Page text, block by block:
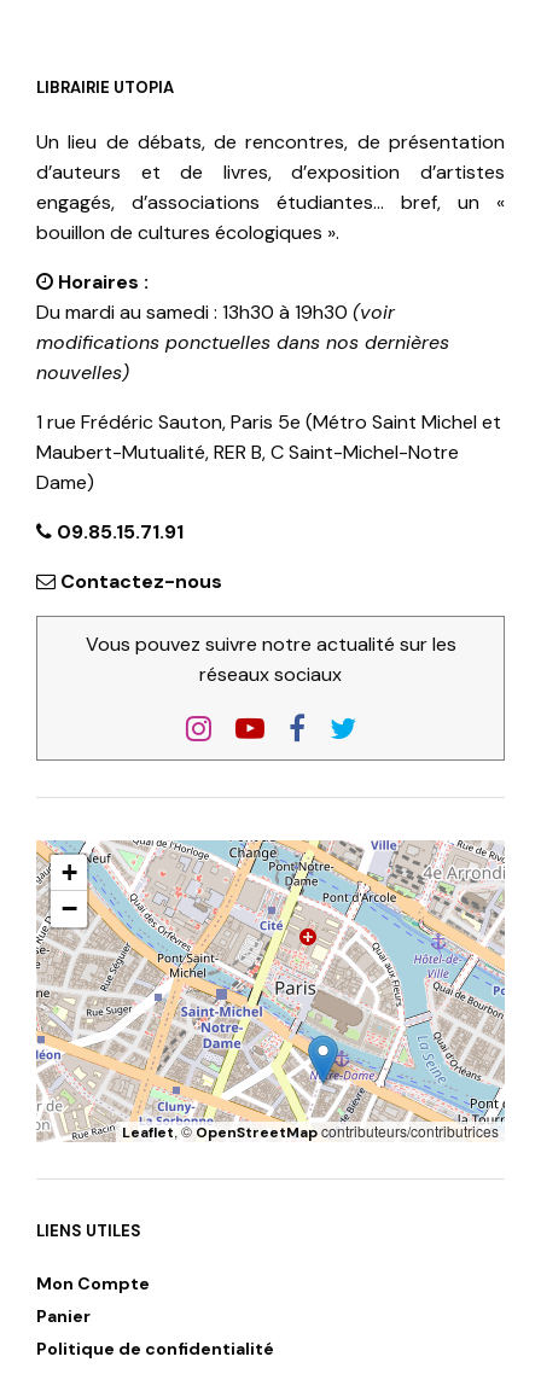
LIBRAIRIE UTOPIA
Un lieu de débats, de rencontres, de présentation
d’auteurs et de livres, d’exposition d’artistes
engagés, d’associations étudiantes… bref, un «
bouillon de cultures écologiques ».
Horaires :
Du mardi au samedi : 13h30 à 19h30 (voir
modifications ponctuelles dans nos dernières
nouvelles)
1 rue Frédéric Sauton, Paris 5e (Métro Saint Michel et
Maubert-Mutualité, RER B, C Saint-Michel-Notre
Dame)
09.85.15.71.91
Contactez-nous
Vous pouvez suivre notre actualité sur les
réseaux sociaux
+
−
Leaflet, ©OpenStreetMapcontributeurs/contributrices
LIENS UTILES
Mon Compte
Panier
Politique de confidentialité